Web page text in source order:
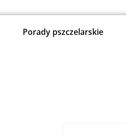
Porady pszczelarskie